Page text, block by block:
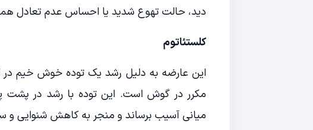
دید، حالت تهوع شدید یا احساس عدم تعادل
کلستئاتوم
این عارضه به دلیل رشد یک توده خوش خیم
مکرر در گوش است. این توده با رشد در پشت
میانی آسیب برساند و منجر به کاهش شنوایی و